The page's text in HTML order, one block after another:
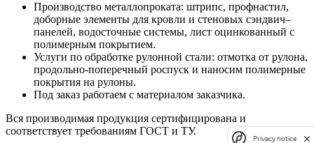
Производство металлопроката: штрипс, профнастил,
доборные элементы для кровли и стеновых сэндвич–
панелей, водосточные системы, лист оцинкованный с
полимерным покрытием.
Услуги по обработке рулонной стали: отмотка от рулона,
продольно-поперечный роспуск и наносим полимерные
покрытия на рулоны.
Под заказ работаем с материалом заказчика.
Вся производимая продукция сертифицирована и
соответствует требованиям ГОСТ и ТУ.
Privacy notice